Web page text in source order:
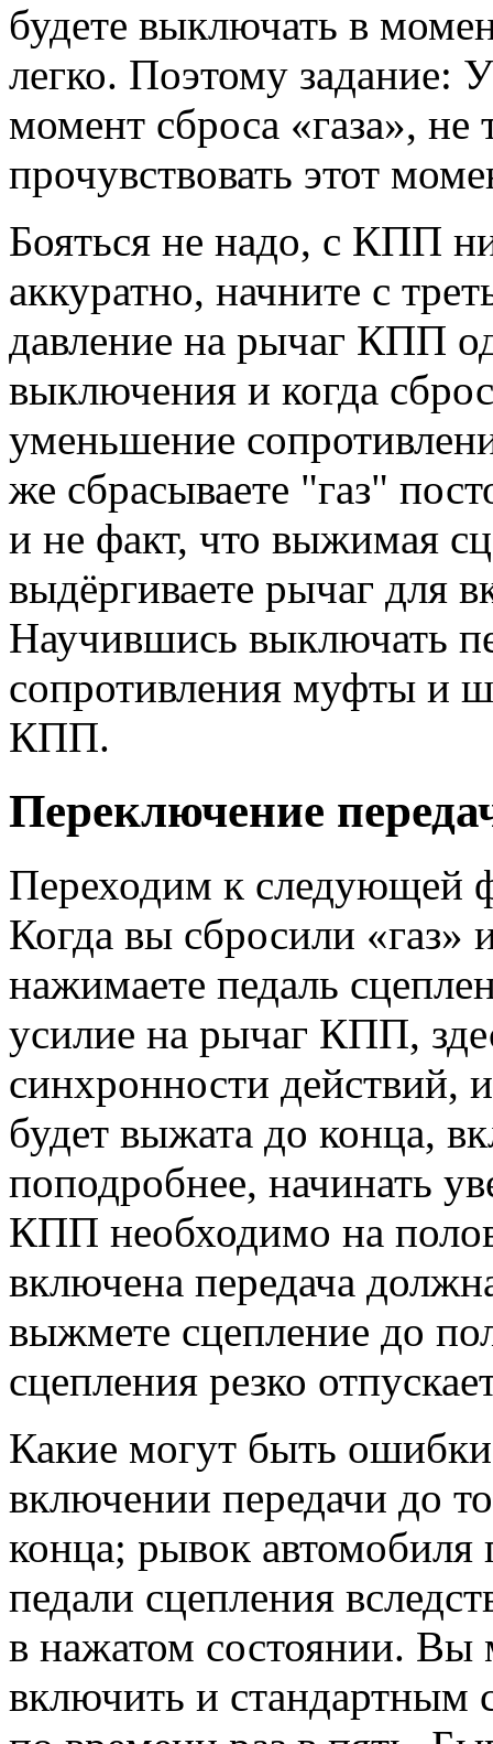
будете выключать в
легко. Поэтому задание:
момент сброса «газа», не
прочувствовать этот
Бояться не надо, с КПП
аккуратно, начните с
давление на рычаг КПП
выключения и когда
уменьшение
же сбрасываете "газ"
и не факт, что выжимая
выдёргиваете рычаг для
Научившись выключать
сопротивления муфты и
КПП.
Переключение
Переходим к следующей
Когда вы сбросили «газ»
нажимаете педаль
усилие на рычаг КПП,
синхронности действий,
будет выжата до конца,
поподробнее, начинать
КПП необходимо на
включена передача
выжмете сцепление до
сцепления резко
Какие могут быть
включении передачи до
конца; рывок
педали сцепления
в нажатом состоянии. Вы
включить и стандартным